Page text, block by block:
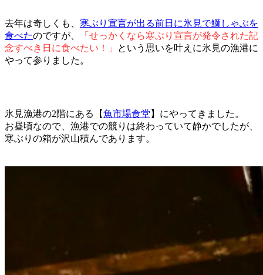
去年は奇しくも、 寒ぶり宣言が出る前日に氷見で鰤しゃぶを
食べたのですが、
「せっかくなら寒ぶり宣言が発令された記
念すべき日に食べたい！」
という思いを叶えに氷見の漁港に
やって参りました。
氷見漁港の2階にある【魚市場食堂 】にやってきました。
お昼頃なので、漁港での競りは終わっていて静かでしたが、
寒ぶりの箱が沢山積んであります。